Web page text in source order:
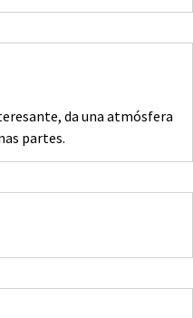
da una atmósfera
partes.